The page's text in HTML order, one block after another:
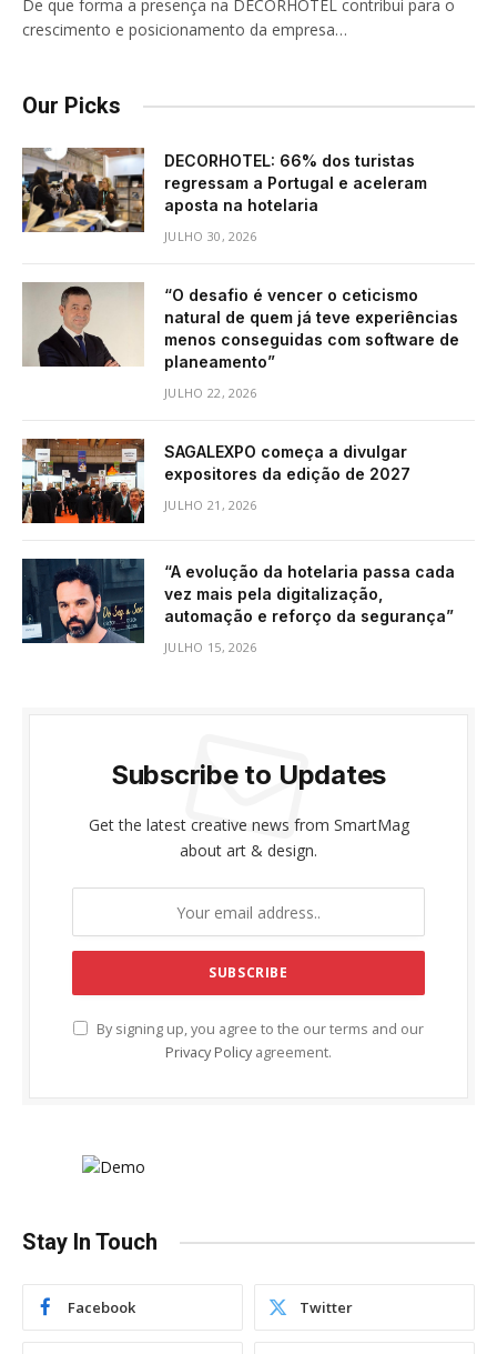
De que forma a presença na DECORHOTEL contribui para o
crescimento e posicionamento da empresa…
Our Picks
DECORHOTEL: 66% dos turistas
regressam a Portugal e aceleram
aposta na hotelaria
JULHO 30, 2026
“O desafio é vencer o ceticismo
natural de quem já teve experiências
menos conseguidas com software de
planeamento”
JULHO 22, 2026
SAGALEXPO começa a divulgar
expositores da edição de 2027
JULHO 21, 2026
“A evolução da hotelaria passa cada
vez mais pela digitalização,
automação e reforço da segurança”
JULHO 15, 2026
Subscribe to Updates
Get the latest creative news from SmartMag
about art & design.
By signing up, you agree to the our terms and our
Privacy Policy agreement.
Stay In Touch
Facebook Twitter